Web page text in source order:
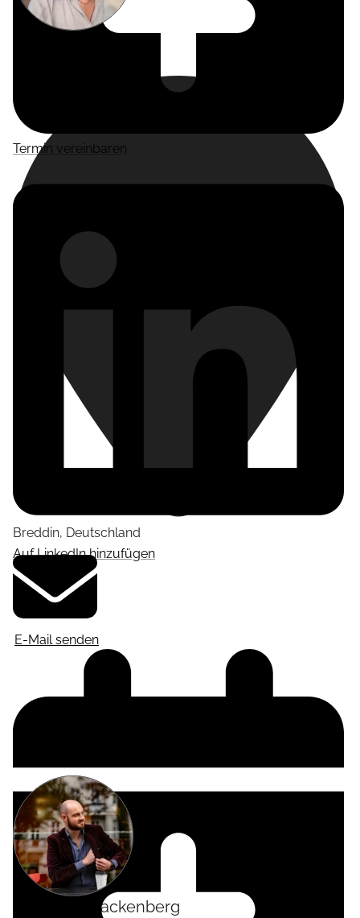
Termin vereinbaren
Auf LinkedIn hinzufügen
Breddin, Deutschland
E-Mail senden
Tackenberg